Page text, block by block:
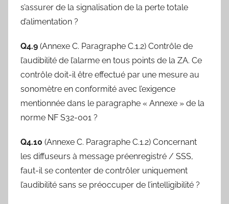
s’assurer de la signalisation de la perte totale
d’alimentation ?
Q4.9 (Annexe C. Paragraphe C.1.2) Contrôle de
l’audibilité de l’alarme en tous points de la ZA. Ce
contrôle doit-il être effectué par une mesure au
sonomètre en conformité avec l’exigence
mentionnée dans le paragraphe « Annexe » de la
norme NF S32-001 ?
Q4.10 (Annexe C. Paragraphe C.1.2) Concernant
les diffuseurs à message préenregistré / SSS,
faut-il se contenter de contrôler uniquement
l’audibilité sans se préoccuper de l’intelligibilité ?